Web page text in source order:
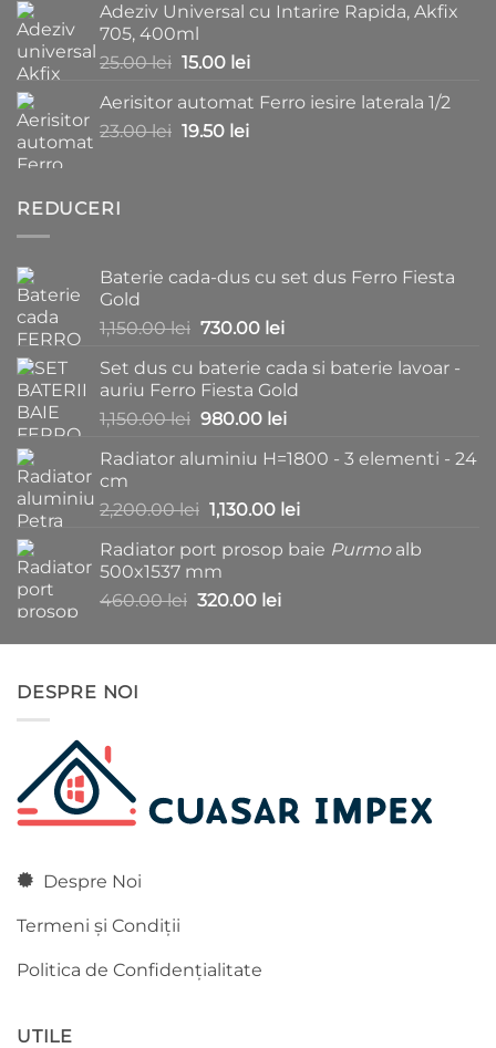
a
fost:
190.00 lei.
este:
Adeziv Universal cu Intarire Rapida, Akfix
705, 400ml
25.00lei Prețul
a
fost:
15.00 leiPrețul
este:
15.00 lei.
Aerisitor automat Ferro iesire laterala 1/2
23.00lei Prețul
19.50 leiPrețul
REDUCERI
Baterie cada-dus cu set dus Ferro Fiesta
Gold
1,150.00lei Prețul
a
fost:
1,150.00 lei.
730.00 leiPrețul
este:
730.00 lei.
Set dus cu baterie cada si baterie lavoar -
auriu Ferro Fiesta Gold
1,150.00lei Prețul
a
1,150.00 lei.
980.00 leiPrețul
este:
Radiator aluminiu H=1800 - 3 elementi - 24
cm
2,200.00lei Prețul
a
fost:
2,200.00 lei.
1,130.00 leiPrețul
este:
Radiator port prosop baie Purmoalb
500x1537 mm
460.00lei Prețul
a
320.00 leiPrețul
este:
DESPRE NOI
Despre Noi
Termeni și Condiții
Politica de Confidențialitate
UTILE